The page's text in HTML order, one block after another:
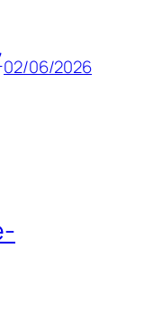
02/06/2026